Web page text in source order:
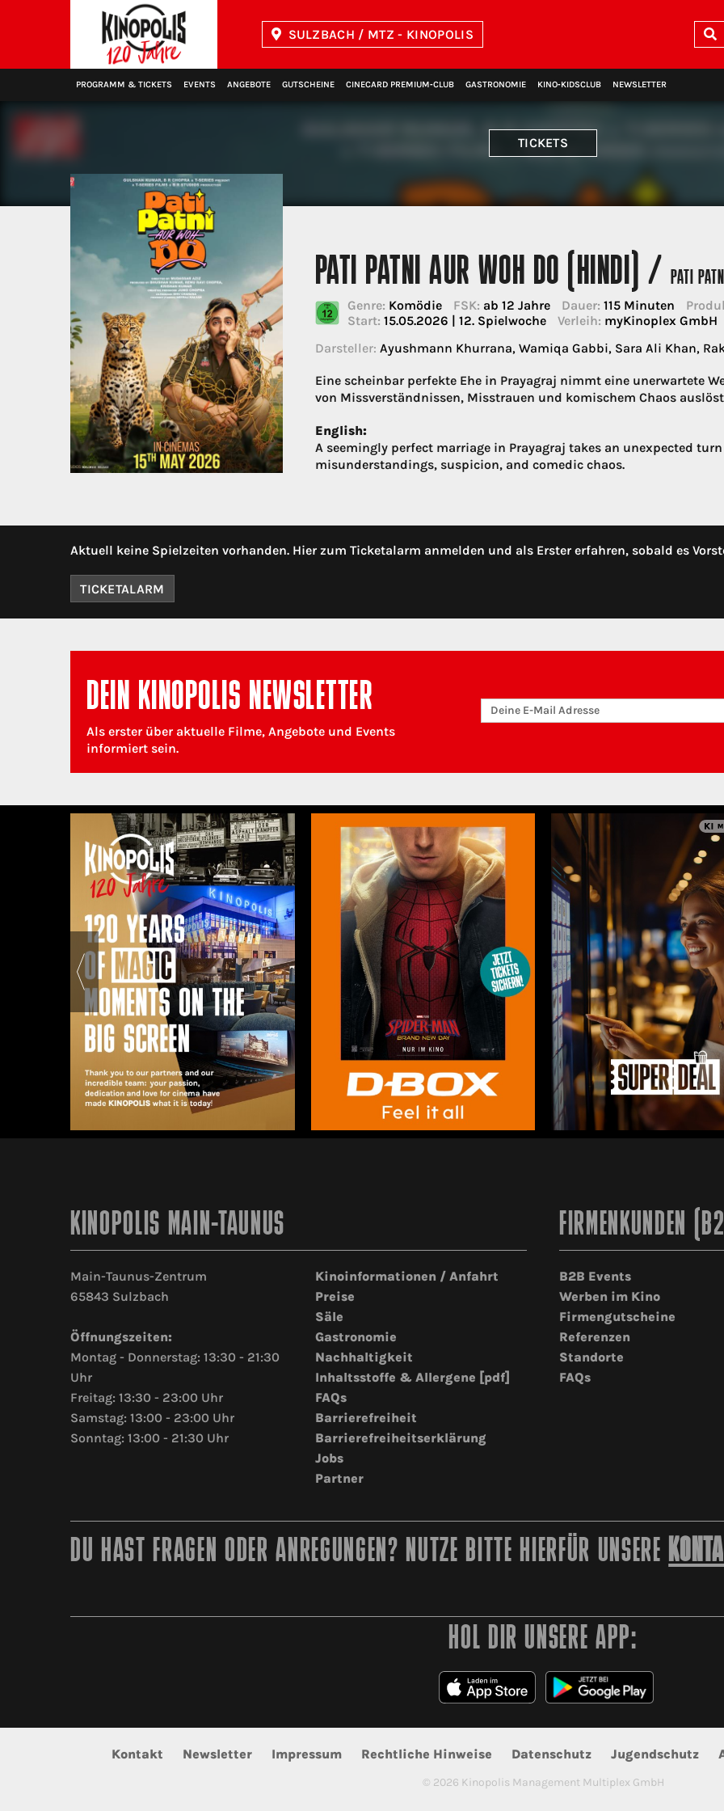
SULZBACH / MTZ - KINOPOLIS
PROGRAMM & TICKETS EVENTS ANGEBOTE GUTSCHEINE CINECARD PREMIUM‑CLUB GASTRONOMIE KINO‑KIDSCLUB NEWSLETTER
TICKETS
PATI PATNI AUR WOH DO (HINDI) / PATI
Genre: Komödie FSK: ab 12 Jahre Dauer: 115 Minuten
Start: 15.05.2026 | 12. Spielwoche Verleih: myKinoplex GmbH
Darsteller: Ayushmann Khurrana, Wamiqa Gabbi, Sara Ali Khan,
Eine scheinbar perfekte Ehe in Prayagraj nimmt eine unerwartete
von Missverständnissen, Misstrauen und komischem Chaos
English:
A seemingly perfect marriage in Prayagraj takes an unexpected
misunderstandings, suspicion, and comedic chaos.
Aktuell keine Spielzeiten vorhanden. Hier zum Ticketalarm anmelden und als Erster erfahren, sobald es
TICKETALARM
DEIN KINOPOLIS NEWSLETTER
Als erster über aktuelle Filme, Angebote und Events
informiert sein.
KINOPOLIS MAIN-TAUNUS
Main-Taunus-Zentrum
65843 Sulzbach
Öffnungszeiten:
Montag - Donnerstag: 13:30 - 21:30
Uhr
Freitag: 13:30 - 23:00 Uhr
Samstag: 13:00 - 23:00 Uhr
Sonntag: 13:00 - 21:30 Uhr
Kinoinformationen / Anfahrt
Preise
Säle
Gastronomie
Nachhaltigkeit
Inhaltsstoffe & Allergene [pdf]
FAQs
Barrierefreiheit
Barrierefreiheitserklärung
Jobs
Partner
FIRMENKUNDEN
B2B Events
Werben im Kino
Firmengutscheine
Referenzen
Standorte
FAQs
DU HAST FRAGEN ODER ANREGUNGEN? NUTZE BITTE HIERFÜR UNSERE
HOL DIR UNSERE APP:
Kontakt Newsletter Impressum Rechtliche Hinweise Datenschutz Jugendschutz
© 2026 Kinopolis Management Multiplex GmbH